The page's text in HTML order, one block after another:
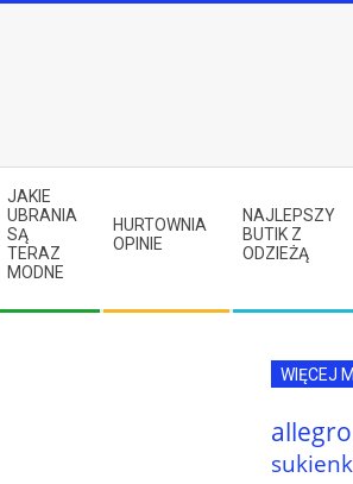
JAKIE
UBRANIA
SĄ
TERAZ
MODNE
HURTOWNIA
OPINIE
NAJLEPSZY
BUTIK Z
ODZIEŻĄ
WIĘCEJ